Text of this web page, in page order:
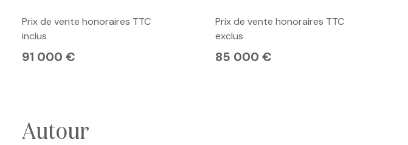
Prix de vente honoraires TTC
inclus
91 000 €
Prix de vente honoraires TTC
exclus
85 000 €
autour